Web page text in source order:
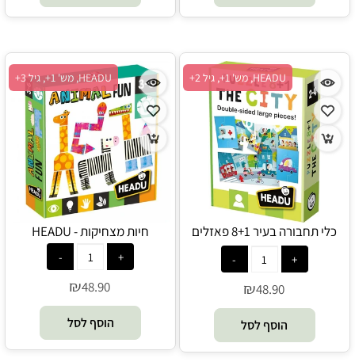
HEADU, מש' 1+, גיל 2+
כלי תחבורה בעיר 8+1 פאזלים
ראשונים - HEADU
₪48.90
הוסף לסל
HEADU, מש' 1+, גיל 3+
חיות מצחיקות - HEADU
₪48.90
הוסף לסל